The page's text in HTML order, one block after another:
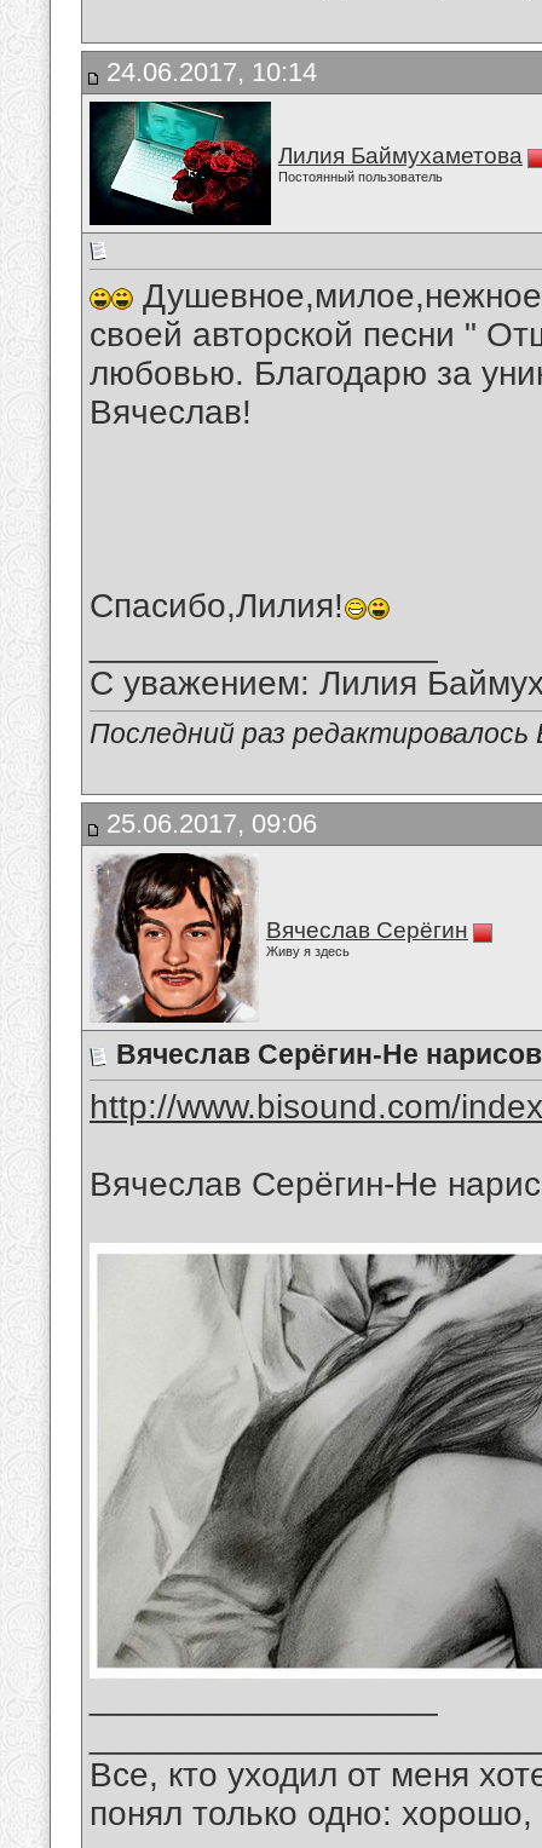
24.06.2017, 10:14
Лилия Баймухаметова
Постоянный пользователь
своей авторской песни "
любовью. Благодарю за
Вячеслав!
Спасибо,Лилия!
С уважением: Лилия
Последний раз
25.06.2017, 09:06
Вячеслав Серёгин
Живу я здесь
Вячеслав Серёгин-Не
http://www.bisound.com/
Вячеслав Серёгин-Не
Все, кто уходил от меня
понял только одно: